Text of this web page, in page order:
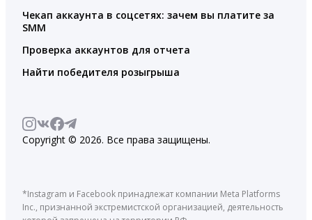
Чекап аккаунта в соцсетях: зачем вы платите за
SMM
Проверка аккаунтов для отчета
Найти победителя розыгрыша
Copyright © 2026. Все права защищены.
*Instagram и Facebook принадлежат компании Meta Platforms
Inc., признанной экстремистской организацией, деятельность